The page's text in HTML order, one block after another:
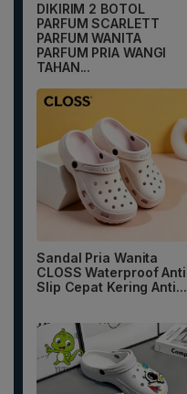
DIKIRIM 2 BOTOL
PARFUM SCARLETT
PARFUM WANITA
PARFUM PRIA WANGI
TAHAN...
Sandal Pria Wanita
CLOSS Waterproof Anti
Slip Cepat Kering Anti...